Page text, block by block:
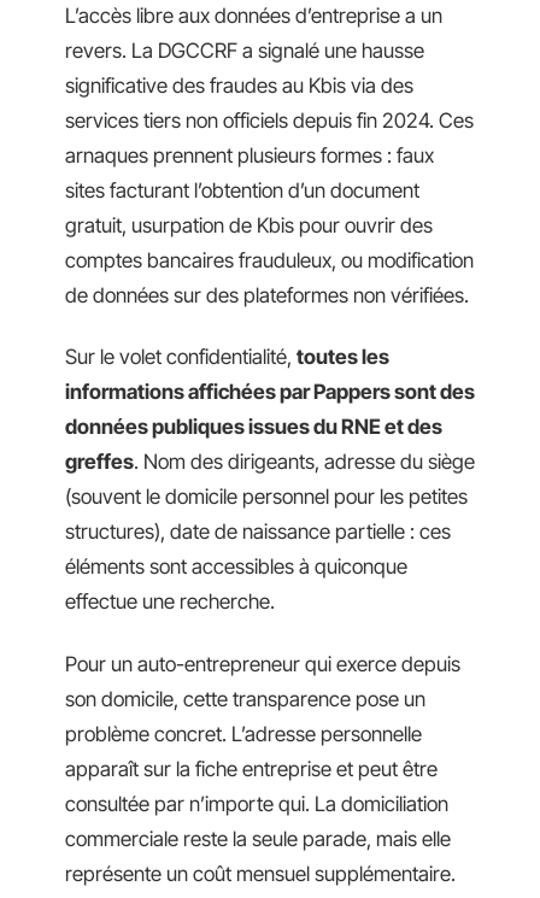
L’accès libre aux données d’entreprise a un
revers. La DGCCRF a signalé une hausse
significative des fraudes au Kbis via des
services tiers non officiels depuis fin 2024. Ces
arnaques prennent plusieurs formes : faux
sites facturant l’obtention d’un document
gratuit, usurpation de Kbis pour ouvrir des
comptes bancaires frauduleux, ou modification
de données sur des plateformes non vérifiées.
Sur le volet confidentialité, toutes les
informations affichées par Pappers sont des
données publiques issues du RNE et des
greffes. Nom des dirigeants, adresse du siège
(souvent le domicile personnel pour les petites
structures), date de naissance partielle : ces
éléments sont accessibles à quiconque
effectue une recherche.
Pour un auto-entrepreneur qui exerce depuis
son domicile, cette transparence pose un
problème concret. L’adresse personnelle
apparaît sur la fiche entreprise et peut être
consultée par n’importe qui. La domiciliation
commerciale reste la seule parade, mais elle
représente un coût mensuel supplémentaire.